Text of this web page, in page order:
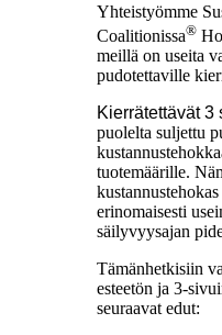
Yhteistyömme
Coalitionissa®
meillä on useita
pudotettaville
Kierrätettävät
puolelta suljettu
tuotemäärille.
erinomaisesti
säilyvyysajan
Tämänhetkisiin
esteetön ja 3-
seuraavat edut: